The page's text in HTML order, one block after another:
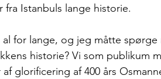
Istanbuls lange historie.
for lange, og jeg måtte spørge
historie? Vi som publikum
glorificering af 400 års